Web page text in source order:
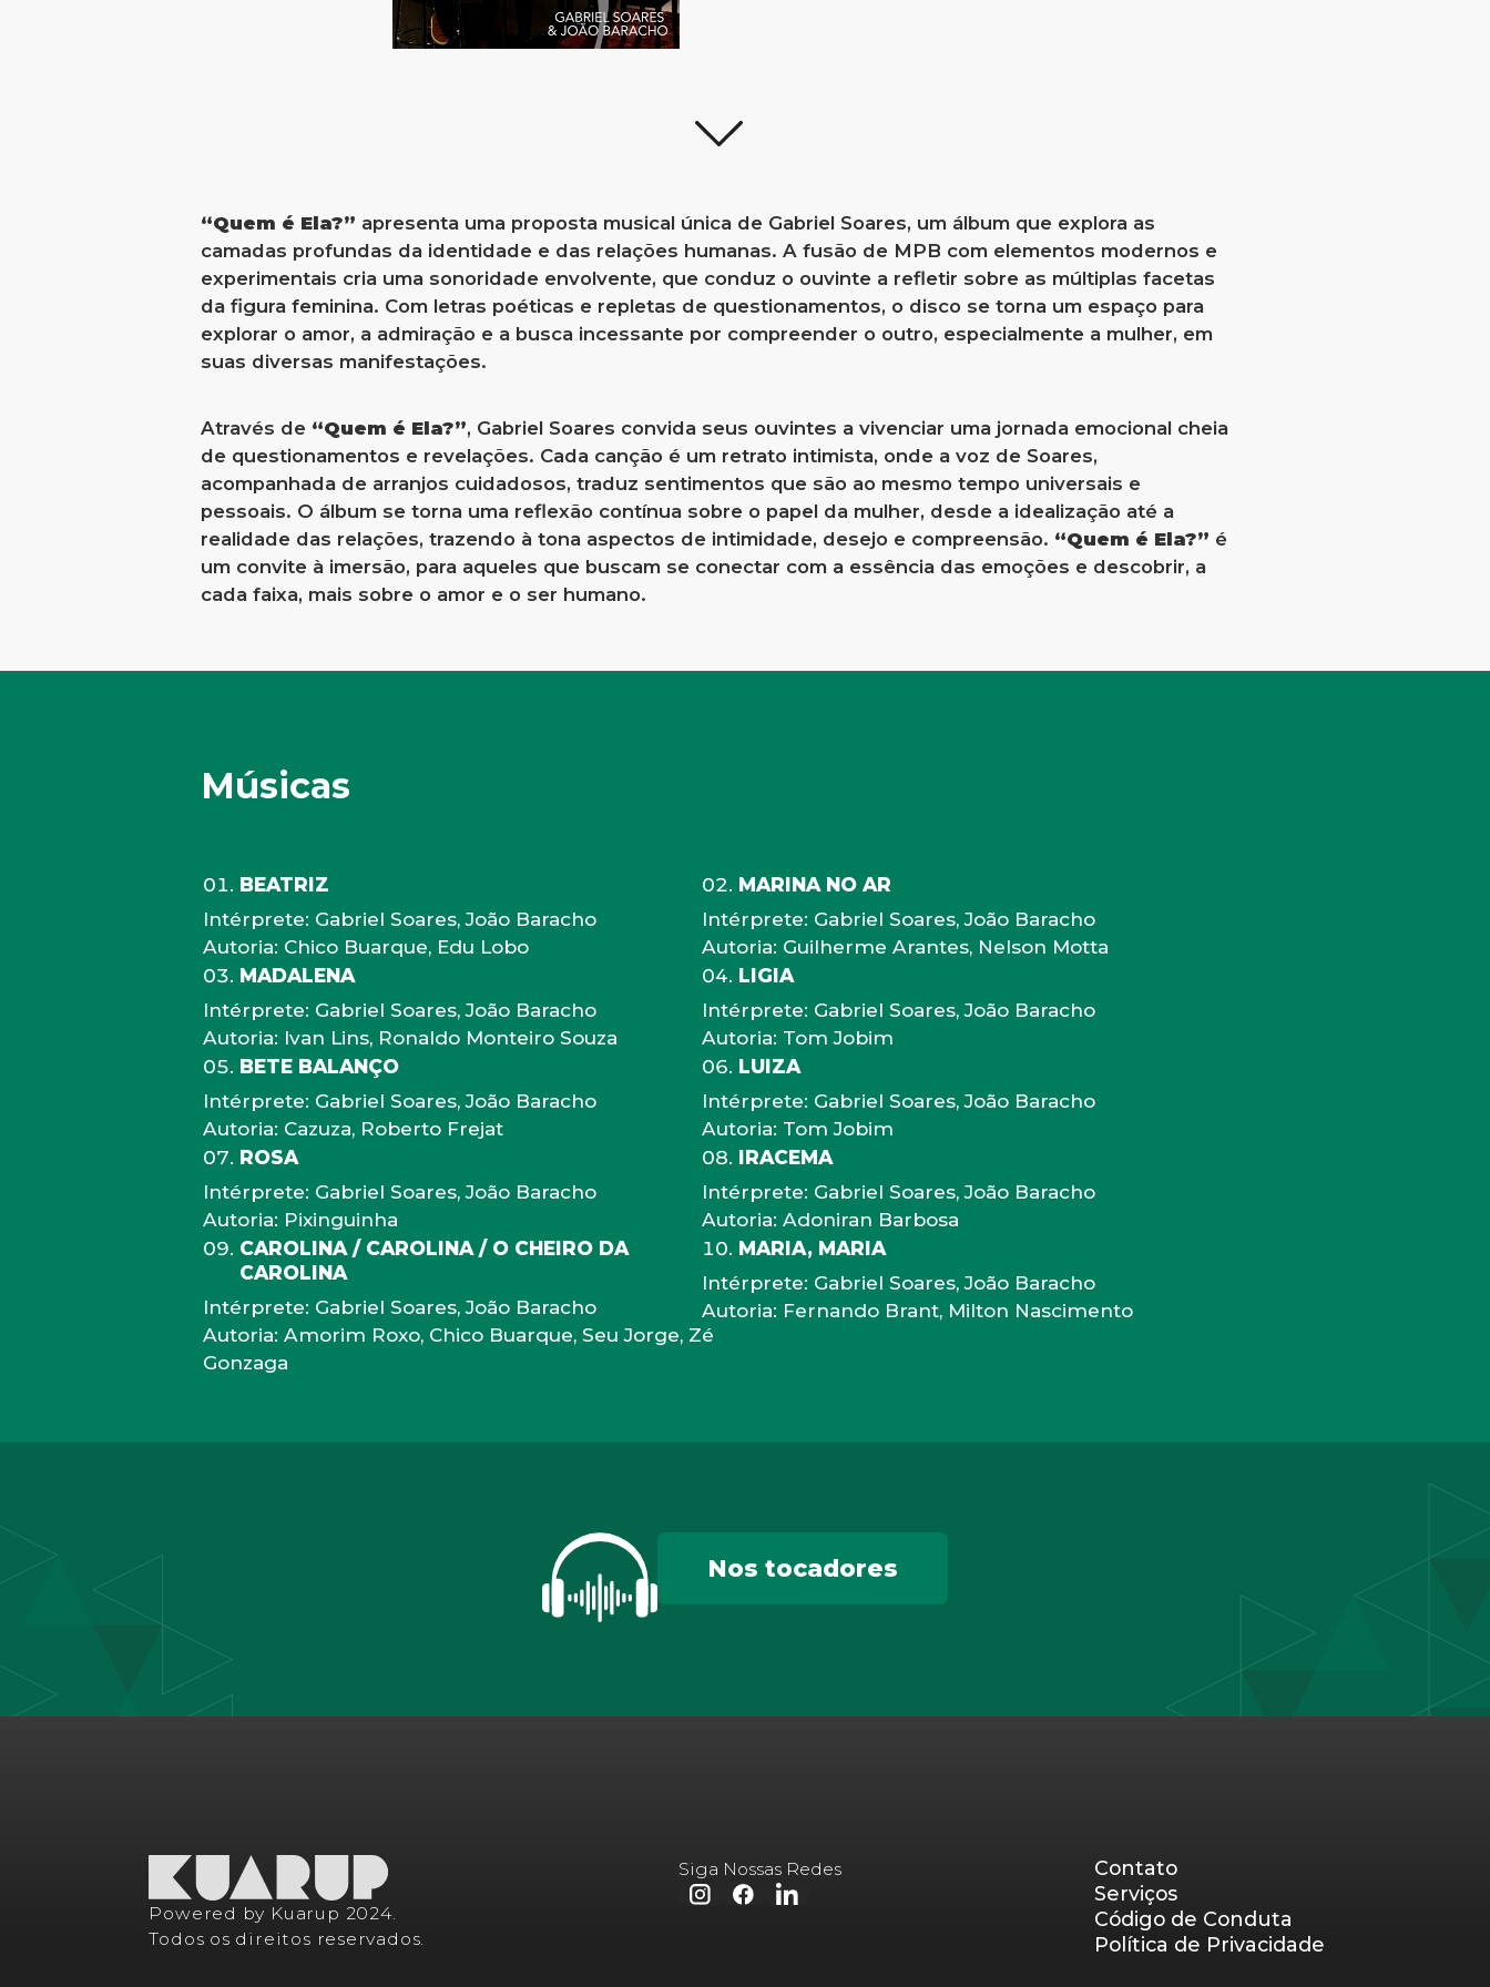
“Quem é Ela?” apresenta uma proposta musical única de Gabriel Soares, um álbum que explora as
camadas profundas da identidade e das relações humanas. A fusão de MPB com elementos modernos e
experimentais cria uma sonoridade envolvente, que conduz o ouvinte a refletir sobre as múltiplas facetas
da figura feminina. Com letras poéticas e repletas de questionamentos, o disco se torna um espaço para
explorar o amor, a admiração e a busca incessante por compreender o outro, especialmente a mulher, em
suas diversas manifestações.
Através de “Quem é Ela?”, Gabriel Soares convida seus ouvintes a vivenciar uma jornada emocional cheia
de questionamentos e revelações. Cada canção é um retrato intimista, onde a voz de Soares,
acompanhada de arranjos cuidadosos, traduz sentimentos que são ao mesmo tempo universais e
pessoais. O álbum se torna uma reflexão contínua sobre o papel da mulher, desde a idealização até a
realidade das relações, trazendo à tona aspectos de intimidade, desejo e compreensão. “Quem é Ela?” é
um convite à imersão, para aqueles que buscam se conectar com a essência das emoções e descobrir, a
cada faixa, mais sobre o amor e o ser humano.
Músicas
BEATRIZ
Intérprete: Gabriel Soares, João Baracho
Autoria: Chico Buarque, Edu Lobo
MARINA NO AR
Intérprete: Gabriel Soares, João Baracho
Autoria: Guilherme Arantes, Nelson Motta
MADALENA
Intérprete: Gabriel Soares, João Baracho
Autoria: Ivan Lins, Ronaldo Monteiro Souza
LIGIA
Intérprete: Gabriel Soares, João Baracho
Autoria: Tom Jobim
BETE BALANÇO
Intérprete: Gabriel Soares, João Baracho
Autoria: Cazuza, Roberto Frejat
LUIZA
Intérprete: Gabriel Soares, João Baracho
Autoria: Tom Jobim
ROSA
Intérprete: Gabriel Soares, João Baracho
Autoria: Pixinguinha
IRACEMA
Intérprete: Gabriel Soares, João Baracho
Autoria: Adoniran Barbosa
CAROLINA / CAROLINA / O CHEIRO DA
CAROLINA
Intérprete: Gabriel Soares, João Baracho
Autoria: Amorim Roxo, Chico Buarque, Seu Jorge, Zé
Gonzaga
MARIA, MARIA
Intérprete: Gabriel Soares, João Baracho
Autoria: Fernando Brant, Milton Nascimento
Nos tocadores
Powered by Kuarup 2024.
Todos os direitos reservados.
Siga Nossas Redes
Contato
Serviços
Código de Conduta
Política de Privacidade